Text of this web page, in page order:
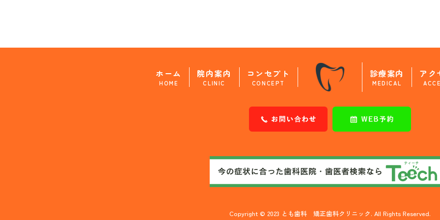
ホーム
HOME
院内案内
CLINIC
コンセプト
CONCEPT
診療案内
MEDICAL
アク
Copyright © 2023 とも歯科 矯正歯科クリニック. All Rights Reserved.